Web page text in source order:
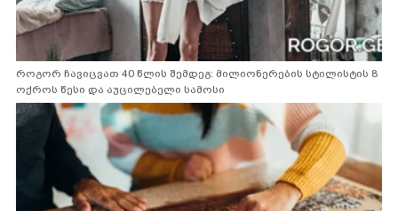
როგორ ჩავიცვათ 40 წლის შემდეგ: მილიონერების სტილისტის 8
ოქროს წესი და აუცილებელი სამოსი